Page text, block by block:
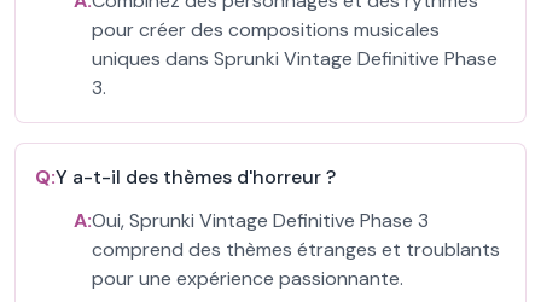
pour créer des compositions musicales
uniques dans Sprunki Vintage Definitive Phase
3.
Q:Y a-t-il des thèmes d'horreur ?
A:Oui, Sprunki Vintage Definitive Phase 3
comprend des thèmes étranges et troublants
pour une expérience passionnante.